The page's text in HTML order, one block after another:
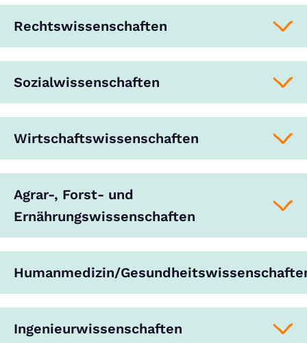
Rechtswissenschaften
Sozialwissenschaften
Wirtschaftswissenschaften
Agrar-, Forst- und
Ernährungswissenschaften
Humanmedizin/
Ingenieurwissenschaften